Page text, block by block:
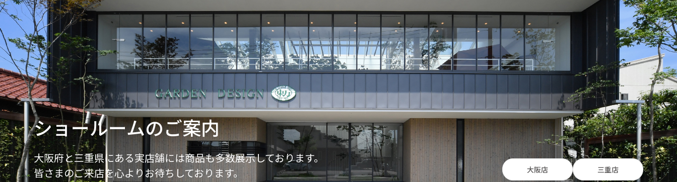
ショールームのご案内
大阪府と三重県にある実店舗には商品も多数展示しております。
皆さまのご来店を心よりお待ちしております。
大阪店 三重店